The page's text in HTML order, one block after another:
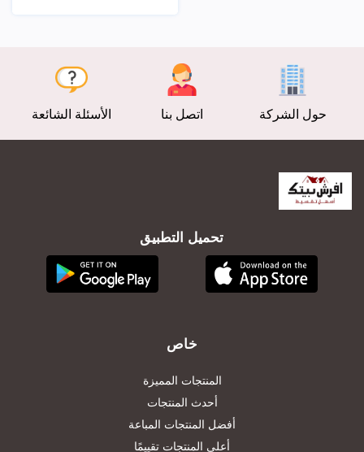
حول الشركة اتصل بنا الأسئلة الشائعة
تحميل التطبيق
خاص
المنتجات المميزة
أحدث المنتجات
أفضل المنتجات المباعة
أعلى المنتجات تقييمًا